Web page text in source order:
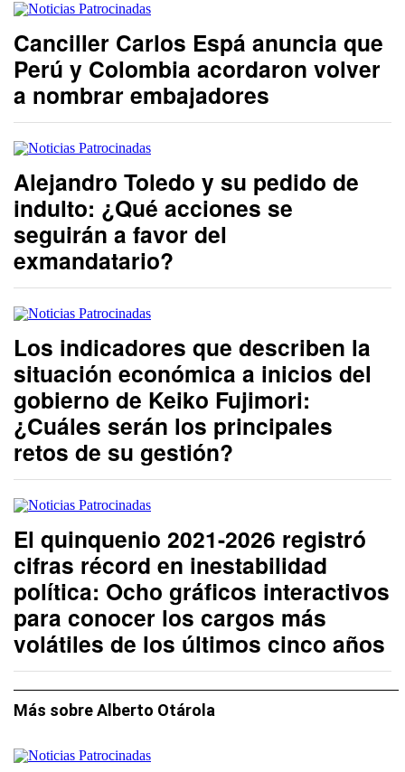
Canciller Carlos Espá anuncia que
Perú y Colombia acordaron volver
a nombrar embajadores
Alejandro Toledo y su pedido de
indulto: ¿Qué acciones se
seguirán a favor del
exmandatario?
Los indicadores que describen la
situación económica a inicios del
gobierno de Keiko Fujimori:
¿Cuáles serán los principales
retos de su gestión?
El quinquenio 2021-2026 registró
cifras récord en inestabilidad
política: Ocho gráficos interactivos
para conocer los cargos más
volátiles de los últimos cinco años
Más sobre Alberto Otárola